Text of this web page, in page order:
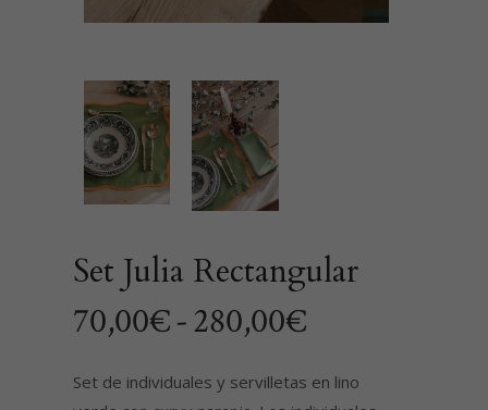
Set Julia Rectangular
70,00€-280,00€Rango
precios:
Set de individuales y servilletas en lino